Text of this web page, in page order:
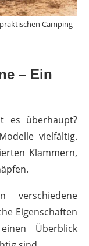
Camping-
– Ein
es überhaupt?
vielfältig.
Klammern,
Eigenschaften
Überblick